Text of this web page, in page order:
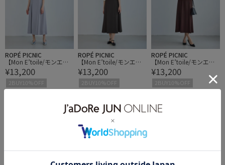
ROPÉ PICNIC
【Mon E’toile/モンエト
ワール】フレア袖ビスチ
ェデザインワンピース
¥13,200
2BUY10%OFF
ROPÉ PICNIC
【Mon E’toile/モンエト
ワール】バルーンビスチ
ェセットワンピース/マ
ルチWAY
¥13,200
2BUY10%OFF
ROPÉ PICNIC
【Mon E’toile/モンエト
ワール】バルーンビスチ
ェセットワンピース/マ
ルチWAY
¥13,200
2BUY10%OFF